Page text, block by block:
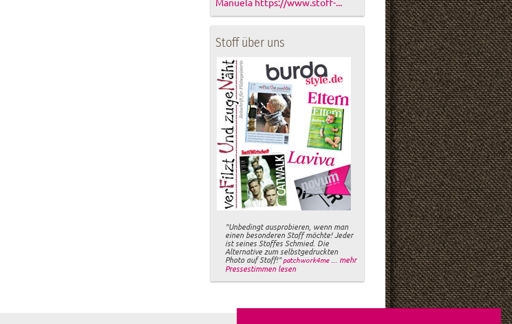
Stoff über uns
"Unbedingt ausprobieren, wenn man
einen besonderen Stoff möchte! Jeder
ist seines Stoffes Schmied. Die
Alternative zum selbstgedruckten
Photo auf Stoff!"patchwork4me ... mehr
Pressestimmen lesen